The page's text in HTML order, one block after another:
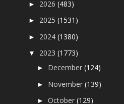
► 2026(483)
► 2025(1531)
► 2024(1380)
▼ 2023(1773)
► December(124)
► November(139)
►October(129)